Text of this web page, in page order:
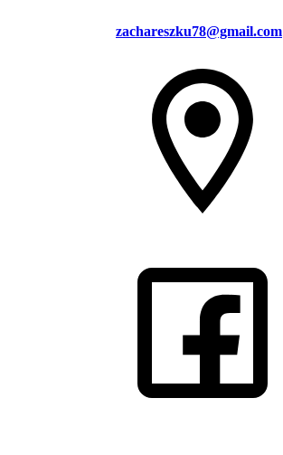
zachareszku78@gmail.com